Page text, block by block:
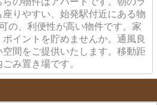
りやすい、始発駅付近にある物
の、利便性が高い物件です。家
イントを貯めませんか。通風良
間をご提供いたします。移動距
み置き場です。